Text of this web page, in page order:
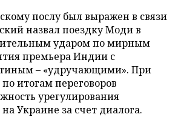
послу был выражен в связи
назвал поездку Моди в
ударом по мирным
премьера Индии с
– «удручающими». При
итогам переговоров
урегулирования
Украине за счет диалога.